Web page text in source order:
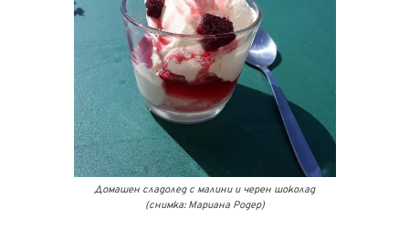
Домашен сладолед с малини и черен шоколад
(снимка: Мариана Родер)